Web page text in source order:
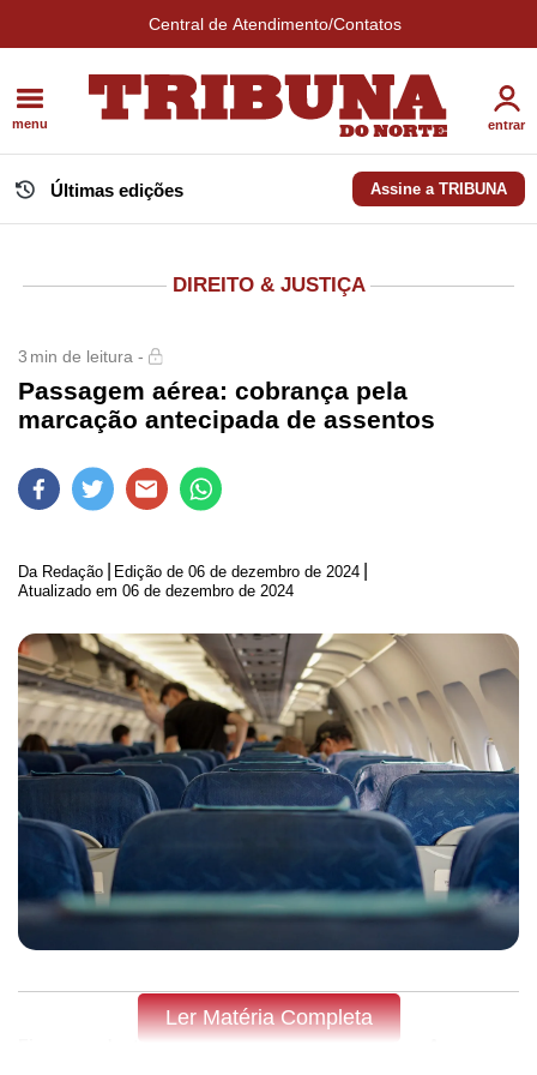
Central de Atendimento/Contatos
menu entrar
Últimas edições Assine a TRIBUNA
DIREITO & JUSTIÇA
3 min de leitura -
Passagem aérea: cobrança pela
marcação antecipada de assentos
Da Redação Edição de 06 de dezembro de 2024
Atualizado em 06 de dezembro de 2024
Ler Matéria Completa